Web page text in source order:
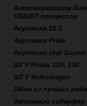
Автомагнитола Aura
USB/BT процессор
Акустика DLS
Акустика Pride
Акустика Ural Sound
ШГУ Prado 120, 150
ШГУ Volkswagen
Один из лучших
Активный сабвуфер